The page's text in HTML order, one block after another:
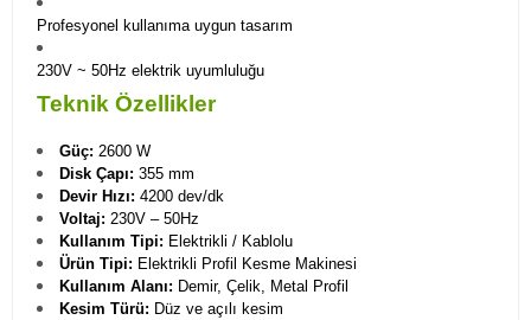
Profesyonel kullanıma uygun tasarım
230V ~ 50Hz elektrik uyumluluğu
Teknik Özellikler
Güç: 2600 W
Disk Çapı: 355 mm
Devir Hızı: 4200 dev/dk
Voltaj: 230V – 50Hz
Kullanım Tipi: Elektrikli / Kablolu
Ürün Tipi: Elektrikli Profil Kesme Makinesi
Kullanım Alanı: Demir, Çelik, Metal Profil
Kesim Türü: Düz ve açılı kesim